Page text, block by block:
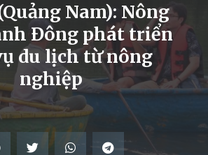
Nam): Nông
Đông phát triển
du lịch từ nông
nghiệp